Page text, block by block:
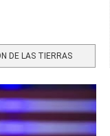
DE LAS TIERRAS